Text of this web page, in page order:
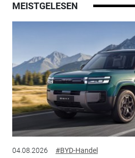
MEISTGELESEN
04.08.2026 #BYD-Handel